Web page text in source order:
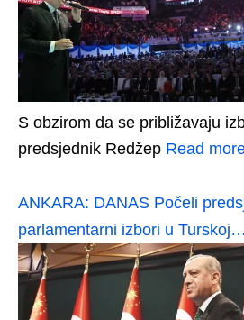
S obzirom da se približavaju
predsjednik Redžep Read
ANKARA: DANAS Počeli
parlamentarni izbori u Turskoj…